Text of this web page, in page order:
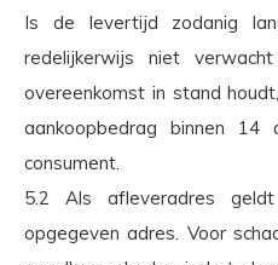
Is de levertijd zodanig
redelijkerwijs niet
overeenkomst in stand
aankoopbedrag binnen 14
consument.
5.2 Als afleveradres
opgegeven adres. Voor